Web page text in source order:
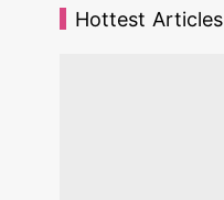
Hottest Articles